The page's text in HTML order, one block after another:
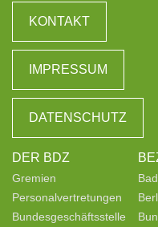
KONTAKT
IMPRESSUM
DATENSCHUTZ
DER BDZ
Gremien
Personalvertretungen
Bundesgeschäftsstelle